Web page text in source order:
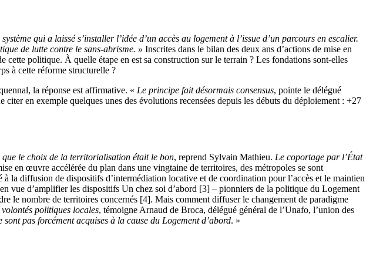
qui a laissé s’installer l’idée d’un accès au logement à l’issue d’un parcours en escalier.
de lutte contre le sans-abrisme. » Inscrites dans le bilan des deux ans d’actions de mise en
politique. À quelle étape en est sa construction sur le terrain ? Les fondations sont-elles
à cette réforme structurelle ?
la réponse est affirmative. « Le principe fait désormais consensus, pointe le délégué
citer en exemple quelques unes des évolutions recensées depuis les débuts du déploiement : +27
que le choix de la territorialisation était le bon, reprend Sylvain Mathieu. Le coportage par l’État
en œuvre accélérée du plan dans une vingtaine de territoires, des métropoles se sont
la diffusion de dispositifs d’intermédiation locative et de coordination pour l’accès et le maintien
vue d’amplifier les dispositifs Un chez soi d’abord [3] – pionniers de la politique du Logement
le nombre de territoires concernés [4]. Mais comment diffuser le changement de paradigme
politiques locales, témoigne Arnaud de Broca, délégué général de l’Unafo, l’union des
pas forcément acquises à la cause du Logement d’abord. »